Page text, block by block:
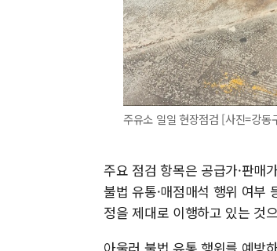
주유소 일일 현장점검 [사진=강동
주요 점검 항목은 공급가·판매
불법 유통·매점매석 행위 여부
정을 제대로 이행하고 있는 것